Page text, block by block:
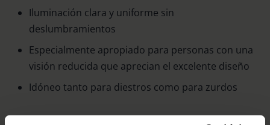
Iluminación clara y uniforme sin
deslumbramientos
Especialmente apropiado para personas con una
visión reducida que aprecian el excelente diseño
Idóneo tanto para diestros como para zurdos